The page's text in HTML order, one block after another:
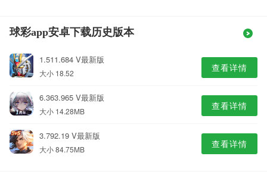
球彩app安卓下载历史版本
1.511.684 V最新版
大小 18.52 查看详情
6.363.965 V最新版
大小 14.28MB 查看详情
3.792.19 V最新版
大小 84.75MB 查看详情